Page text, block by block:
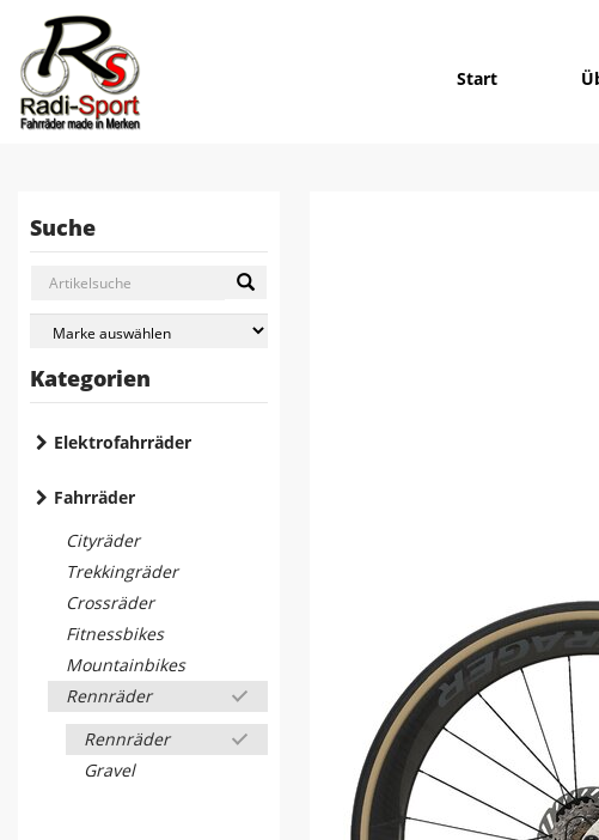
Start
Suche
Kategorien
Elektrofahrräder
Fahrräder
Cityräder
Trekkingräder
Crossräder
Fitnessbikes
Mountainbikes
Rennräder
Rennräder
Gravel